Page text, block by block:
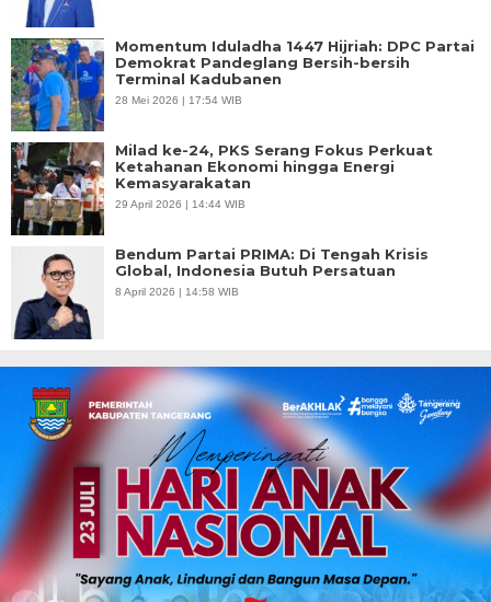
Momentum Iduladha 1447 Hijriah: DPC Partai
Demokrat Pandeglang Bersih-bersih
Terminal Kadubanen
28 Mei 2026 | 17:54 WIB
Milad ke-24, PKS Serang Fokus Perkuat
Ketahanan Ekonomi hingga Energi
Kemasyarakatan
29 April 2026 | 14:44 WIB
Bendum Partai PRIMA: Di Tengah Krisis
Global, Indonesia Butuh Persatuan
8 April 2026 | 14:58 WIB